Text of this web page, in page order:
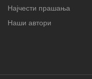
Најчести прашања
Наши автори